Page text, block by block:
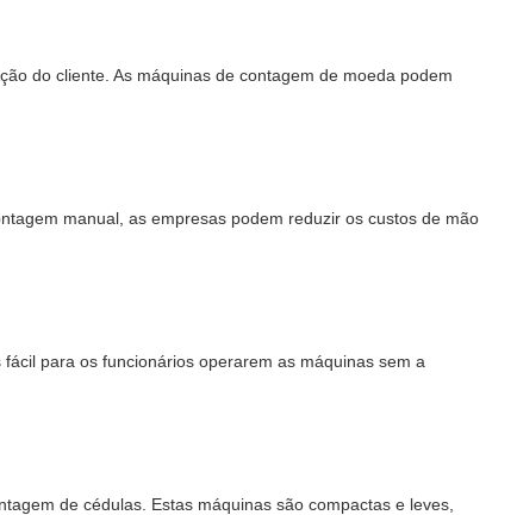
do cliente. As máquinas de contagem de moeda podem
manual, as empresas podem reduzir os custos de mão
para os funcionários operarem as máquinas sem a
de cédulas. Estas máquinas são compactas e leves,